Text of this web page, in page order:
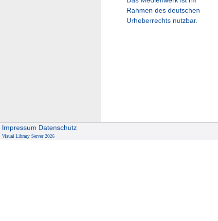
Rahmen des deutschen
Urheberrechts nutzbar.
Impressum Datenschutz
Visual Library Server 2026